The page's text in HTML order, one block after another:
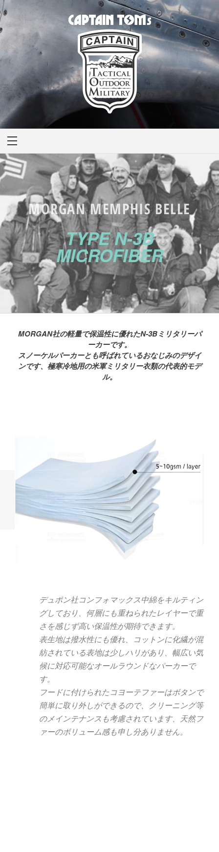
CAPTAIN TOM'S
キャプテントム
MORGAN MEMPHIS BELLE
TYPE N-3B
MICROFIBER
MORGAN社の軽量で保温性に優れたN-3Bミリタリーパ
ーカーです。
スノーケルパーカーとも呼ばれているおなじみのデザイ
ンです、極寒冷地用の米軍ミリタリー衣類の代表的モデ
ル。
デュポン社コンフォマックス中綿をキルティン
グしており、何層にも重ねられたレイヤーで重
さを感じず高い保温性が期待できます。
表生地は撥水性にも優れ、コットンに化繊が混
紡されている表地は少しハリがあり、幅広い気
候に対応可能なオールラウンドなパーカーで
す。
フードに付けられたコヨーテファーはボタンで
簡単に取り外しができるので、クリーニング等
のメインテナンスも考慮されています、天然フ
ァーのボリューム感も申し分ありません。